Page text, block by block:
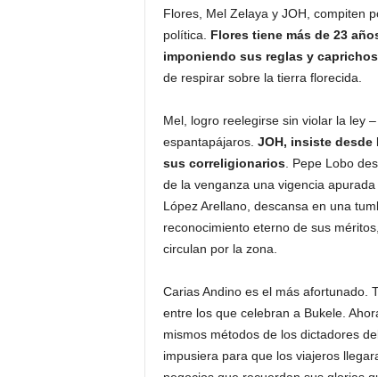
Flores, Mel Zelaya y JOH, compiten
política. Flores tiene más de 23
imponiendo sus reglas y caprichos
de respirar sobre la tierra florecida.
Mel, logro reelegirse sin violar la ley
espantapájaros. JOH, insiste desde
sus correligionarios. Pepe Lobo
de la venganza una vigencia
López Arellano, descansa en una
reconocimiento eterno de sus
circulan por la zona.
Carias Andino es el más afortunado.
entre los que celebran a Bukele.
mismos métodos de los dictadores
impusiera para que los viajeros